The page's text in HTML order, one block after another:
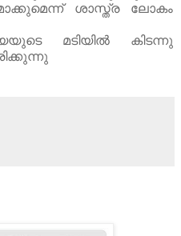
ശാസ്ത്ര ലോകം
മടിയിൽ കിടന്നു